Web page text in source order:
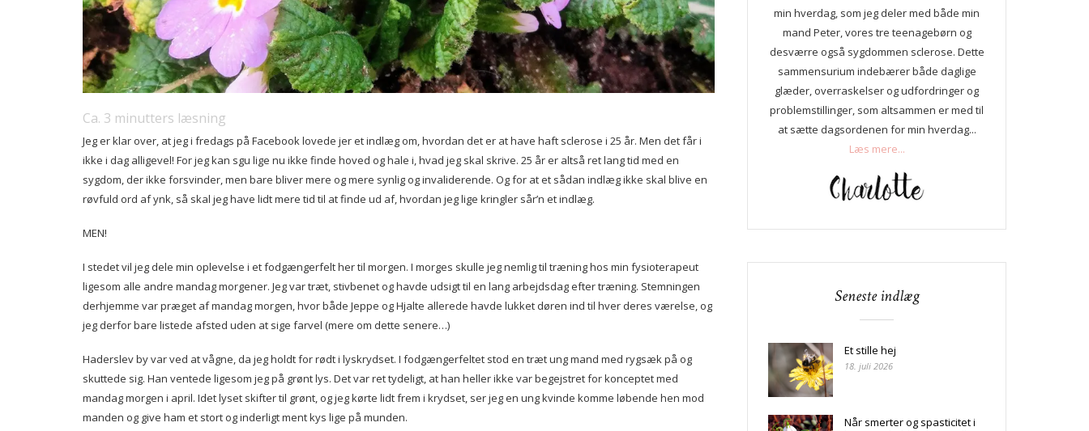
Ca. 3 minutters læsning
Jeg er klar over, at jeg i fredags på Facebook lovede jer et indlæg om, hvordan det er at have haft sclerose i 25 år. Men det får i
ikke i dag alligevel! For jeg kan sgu lige nu ikke finde hoved og hale i, hvad jeg skal skrive. 25 år er altså ret lang tid med en
sygdom, der ikke forsvinder, men bare bliver mere og mere synlig og invaliderende. Og for at et sådan indlæg ikke skal blive en
røvfuld ord af ynk, så skal jeg have lidt mere tid til at finde ud af, hvordan jeg lige kringler sår’n et indlæg.
MEN!
I stedet vil jeg dele min oplevelse i et fodgængerfelt her til morgen. I morges skulle jeg nemlig til træning hos min fysioterapeut
ligesom alle andre mandag morgener. Jeg var træt, stivbenet og havde udsigt til en lang arbejdsdag efter træning. Stemningen
derhjemme var præget af mandag morgen, hvor både Jeppe og Hjalte allerede havde lukket døren ind til hver deres værelse, og
jeg derfor bare listede afsted uden at sige farvel (mere om dette senere…)
Haderslev by var ved at vågne, da jeg holdt for rødt i lyskrydset. I fodgængerfeltet stod en træt ung mand med rygsæk på og
skuttede sig. Han ventede ligesom jeg på grønt lys. Det var ret tydeligt, at han heller ikke var begejstret for konceptet med
mandag morgen i april. Idet lyset skifter til grønt, og jeg kørte lidt frem i krydset, ser jeg en ung kvinde komme løbende hen mod
manden og give ham et stort og inderligt ment kys lige på munden.
min hverdag, som jeg deler med både min
mand Peter, vores tre teenagebørn og
desværre også sygdommen sclerose. Dette
sammensurium indebærer både daglige
glæder, overraskelser og udfordringer og
problemstillinger, som altsammen er med til
at sætte dagsordenen for min hverdag...
Læs mere...
Seneste indlæg
Et stille hej
18. juli 2026
Når smerter og spasticitet i